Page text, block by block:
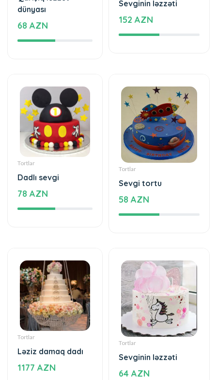
dünyası
68 AZN
Sevginin ləzzəti
152 AZN
Tortlar
Dadlı sevgi
78 AZN
Tortlar
Sevgi tortu
58 AZN
Tortlar
Ləziz damaq dadı
1177 AZN
Tortlar
Sevginin ləzzəti
64 AZN